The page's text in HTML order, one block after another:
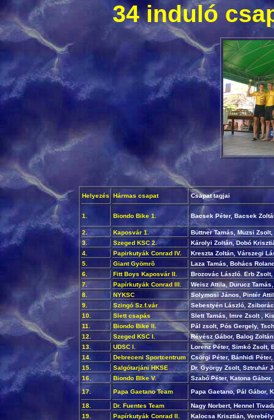
34 induló
Helyezés Hármas csapat Csapat tagjai
1. Biondo Bike 1. Bacsek Péter, Bacsek
2. Kaposvár 1.
Büttner Tamás, Muzsi
3.
Szeged KSC 2.
Károlyi Zoltán, Dobó
4.
Papirkutyák Conrad IV.
Kreszta Zoltán, Várszegi
5.
Giant Gyömrõ
Laza Tamás, Bohács
6.
Fitt Boys Kaposvár II.
Brozovác László. Erb Zsolt,
7.
Papírkutyák Conrad III.
Weisz Attila, Durucz
8.
NYKSC
Solymosi János, Pintér
9.
Szingó Sz.f.vár
Sebestyén László,
10.
Slett csapás
Slett Tamás, Imre Zsolt ,
11.
Biondo Bike II.
Pál zsolt, Pós Gergely,
12.
Szeged KSC I.
Révész Gábor, Balog
13.
UDSC I.
Lorenz Péter, Simkó Zsolt,
14.
Debreceni Sportcentrum
Csörgi Péter, Bánhidi
15.
Salgótarjáni HKSE
Dr. György Zsolt, Sztruhár
16.
Biondo BIke V.
Szabó Péter, Katona
17.
Papa Gaetano Team Papa Gaetano, Pál Gábor,
18. Dr. Fuentes Team
Nagy Norbert, Hennel
19.
Papírkutyák Conrad II.
Kalocsa Krisztián,